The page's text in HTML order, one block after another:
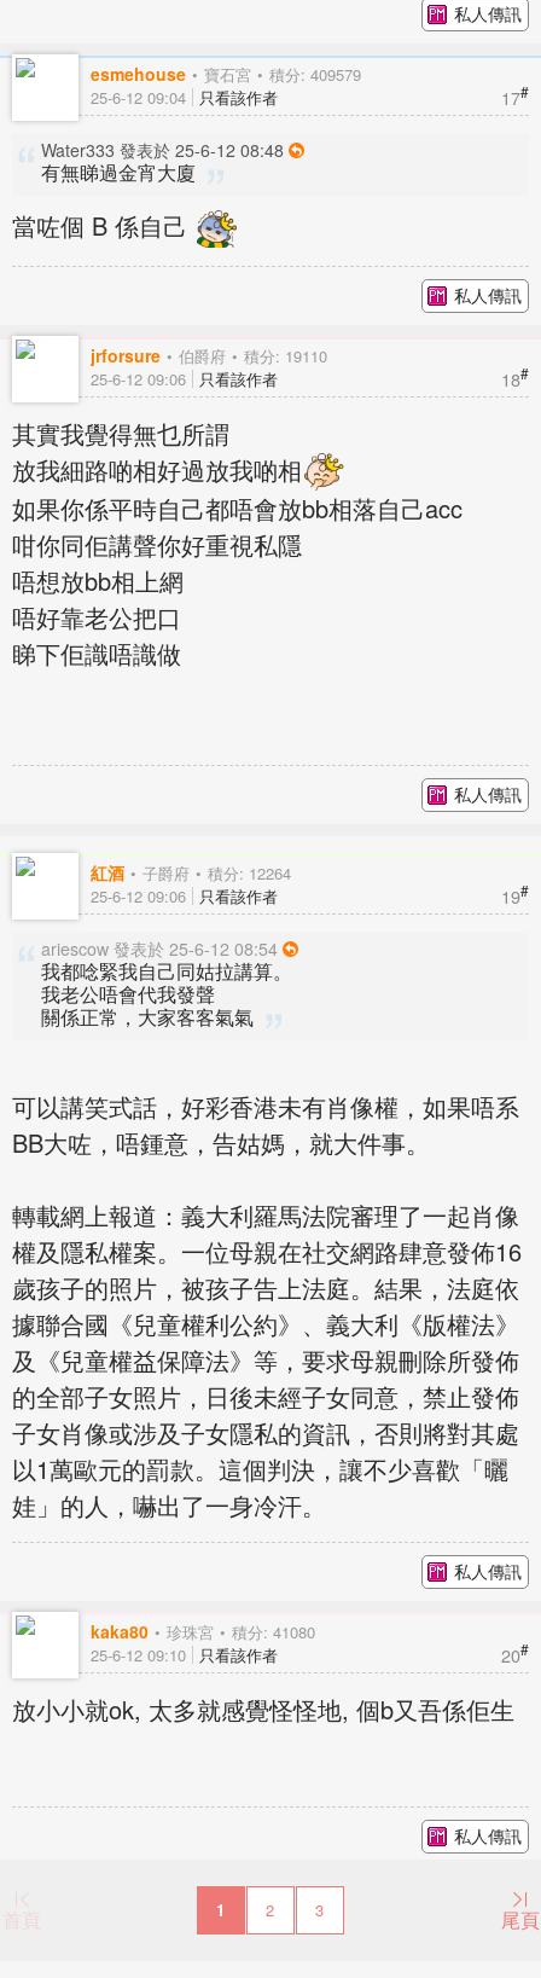
私人傳訊
esmehouse 寶石宮 積分: 409579
17#
25-6-12 09:04 只看該作者
Water333 發表於 25-6-12 08:48
有無睇過金宵大廈
當咗個 B 係自己
私人傳訊
jrforsure 伯爵府 積分: 19110
18#
25-6-12 09:06 只看該作者
其實我覺得無乜所謂
放我細路啲相好過放我啲相
如果你係平時自己都唔會放bb相落自己acc
咁你同佢講聲你好重視私隱
唔想放bb相上網
唔好靠老公把口
睇下佢識唔識做
私人傳訊
紅酒 子爵府 積分: 12264
19#
25-6-12 09:06 只看該作者
ariescow 發表於 25-6-12 08:54
我都唸緊我自己同姑拉講算。
我老公唔會代我發聲
關係正常，大家客客氣氣
可以講笑式話，好彩香港未有肖像權，如果唔系
BB大咗，唔鍾意，告姑媽，就大件事。
轉載網上報道：義大利羅馬法院審理了一起肖像
權及隱私權案。一位母親在社交網路肆意發佈16
歲孩子的照片，被孩子告上法庭。結果，法庭依
據聯合國《兒童權利公約》、義大利《版權法》
及《兒童權益保障法》等，要求母親刪除所發佈
的全部子女照片，日後未經子女同意，禁止發佈
子女肖像或涉及子女隱私的資訊，否則將對其處
以1萬歐元的罰款。這個判決，讓不少喜歡「曬
娃」的人，嚇出了一身冷汗。
私人傳訊
kaka80 珍珠宮 積分: 41080
20#
25-6-12 09:10 只看該作者
放小小就ok, 太多就感覺怪怪地, 個b又吾係佢生
私人傳訊
首頁 1 2 3 尾頁